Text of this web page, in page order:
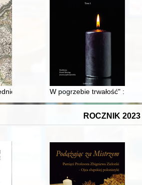
Czerwonego Krzyża ss.
w rejonie jeziora Jeziorak :
W pogrzebie trwałość" :
ROCZNIK 2023